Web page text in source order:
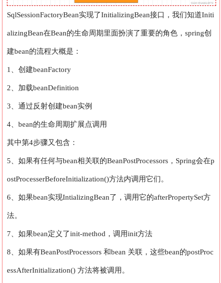
SqlSessionFactoryBean实现了InitializingBean接口，我们知道Initi
alizingBean在Bean的生命周期里面扮演了重要的角色，spring创
建bean的流程大概是：
1、创建beanFactory
2、加载beanDefinition
3、通过反射创建bean实例
4、bean的生命周期扩展点调用
其中第4步骤又包含：
5、如果有任何与bean相关联的BeanPostProcessors，Spring会在p
ostProcesserBeforeInitialization()方法内调用它们。
6、如果bean实现IntializingBean了，调用它的afterPropertySet方
法。
7、如果bean定义了init-method，调用init方法
8、如果有BeanPostProcessors 和bean 关联，这些bean的postProc
essAfterInitialization() 方法将被调用。